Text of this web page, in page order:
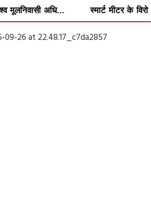
स्मार्ट मीटर के विरोध में वार्डवार अभिया...